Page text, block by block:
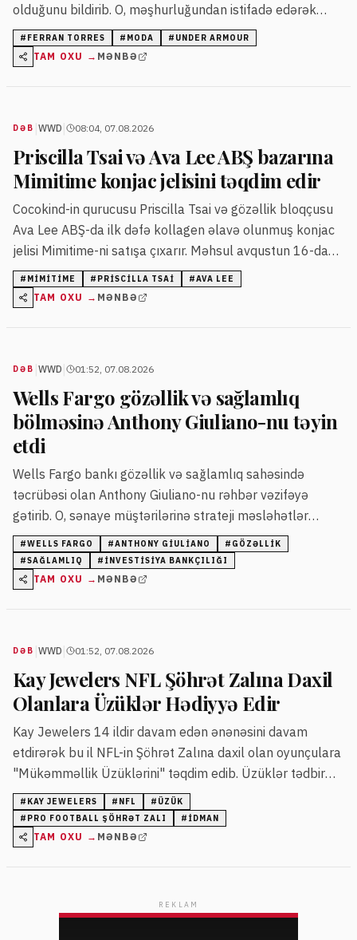
olduğunu bildirib. O, məşhurluğundan istifadə edərək
moda ulduzu olmaq istədiyini deyib.
# FERRAN TORRES # MODA # UNDER ARMOUR
TAM OXU → MƏNBƏ
DƏB WWD 08:04, 07.08.2026
Priscilla Tsai və Ava Lee ABŞ bazarına
Mimitime konjac jelisini təqdim edir
Cocokind-in qurucusu Priscilla Tsai və gözəllik bloqçusu
Ava Lee ABŞ-da ilk dəfə kollagen əlavə olunmuş konjac
jelisi Mimitime-ni satışa çıxarır. Məhsul avqustun 16-dan
"Target" mağazalarında və onlayn təqdim ediləcək.
# MIMITIME # PRISCILLA TSAI #AVA LEE
TAM OXU → MƏNBƏ
DƏB WWD 01:52, 07.08.2026
Wells Fargo gözəllik və sağlamlıq
bölməsinə Anthony Giuliano-nu təyin
etdi
Wells Fargo bankı gözəllik və sağlamlıq sahəsində
təcrübəsi olan Anthony Giuliano-nu rəhbər vəzifəyə
gətirib. O, sənaye müştərilərinə strateji məsləhətlər
verərək platformanın inkişafını təmin edəcək.
#WELLS FARGO #ANTHONY GIULIANO # GÖZƏLLIK
#SAĞLAMLIQ # INVESTISIYA BANKÇILIĞI
TAM OXU → MƏNBƏ
DƏB WWD 01:52, 07.08.2026
Kay Jewelers NFL Şöhrət Zalına Daxil
Olanlara Üzüklər Hədiyyə Edir
Kay Jewelers 14 ildir davam edən ənənəsini davam
etdirərək bu il NFL-in Şöhrət Zalına daxil olan oyunçulara
"Mükəmməllik Üzüklərini" təqdim edib. Üzüklər tədbir
zamanı və oyunlarda oyunçulara təqdim olunur.
# KAY JEWELERS # NFL # ÜZÜK
# PRO FOOTBALL ŞÖHRƏT ZALI # IDMAN
TAM OXU → MƏNBƏ
REKLAM